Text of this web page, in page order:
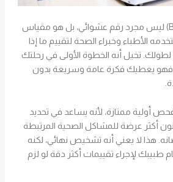
مؤشر كتلة الجسم (BMI) ليس مجرد رقم عشوائي، بل هو مقياس
الأطباء وخبراء الصحة لتقييم ما إذا
تخيل أنه الخطوة الأولى في رحلتك
يعطيك فكرة عامة وسريعة بدون
أولية ممتازة، لأنه يساعد في تحديد
أكثر عرضة للمشاكل الصحية المرتبطة
هذا لا يعني أنه تشخيص نهائي، لكنه
طبيبك لإجراء تقييمات أكثر دقة لو لزم